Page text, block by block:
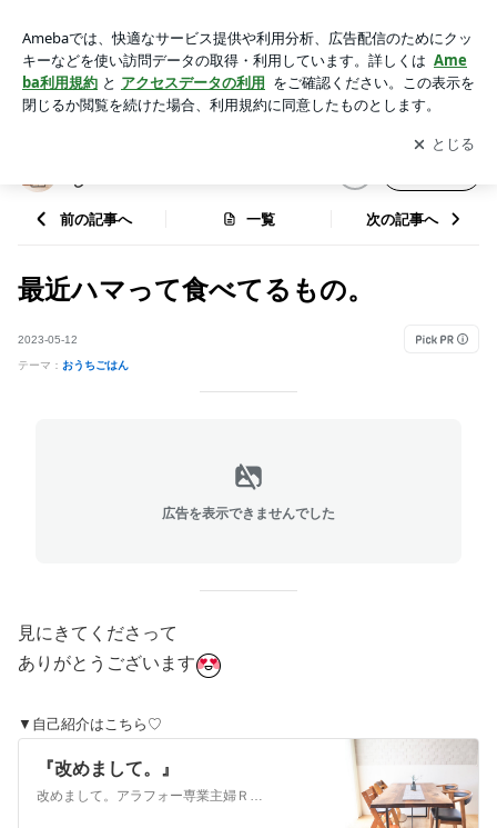
暮らし
アプリをダウンロードして ブログの更新通知
を受け取りまし
ょう。
開く
し
前の記事へ 一覧 次の記事へ
最近ハマって食べてるもの。
2023-05-12
テーマ： おうちごはん
広告を表示できませんでした
見にきてくださって
ありがとうございます
▼自己紹介はこちら♡
『改めまして。』
改めまして。アラフォー専業主婦Ｒ.です長男を妊娠してから専業主婦になって現在、専業主婦歴９年目疲れやすくて、面倒くさがりなので…便利なモノにはできるだけ頼って…